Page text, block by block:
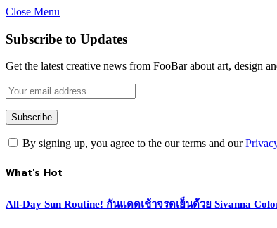
Close Menu
Subscribe to Updates
Get the latest creative news from FooBar about art, design
By signing up, you agree to the our terms and our
What's Hot
All-Day Sun Routine! กันแดดเช้าจรดเย็นด้วย Sivanna